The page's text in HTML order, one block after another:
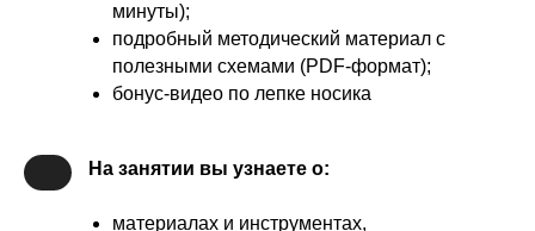
минуты);
подробный методический материал с
полезными схемами (PDF-формат);
бонус-видео по лепке носика
На занятии вы узнаете о:
материалах и инструментах,